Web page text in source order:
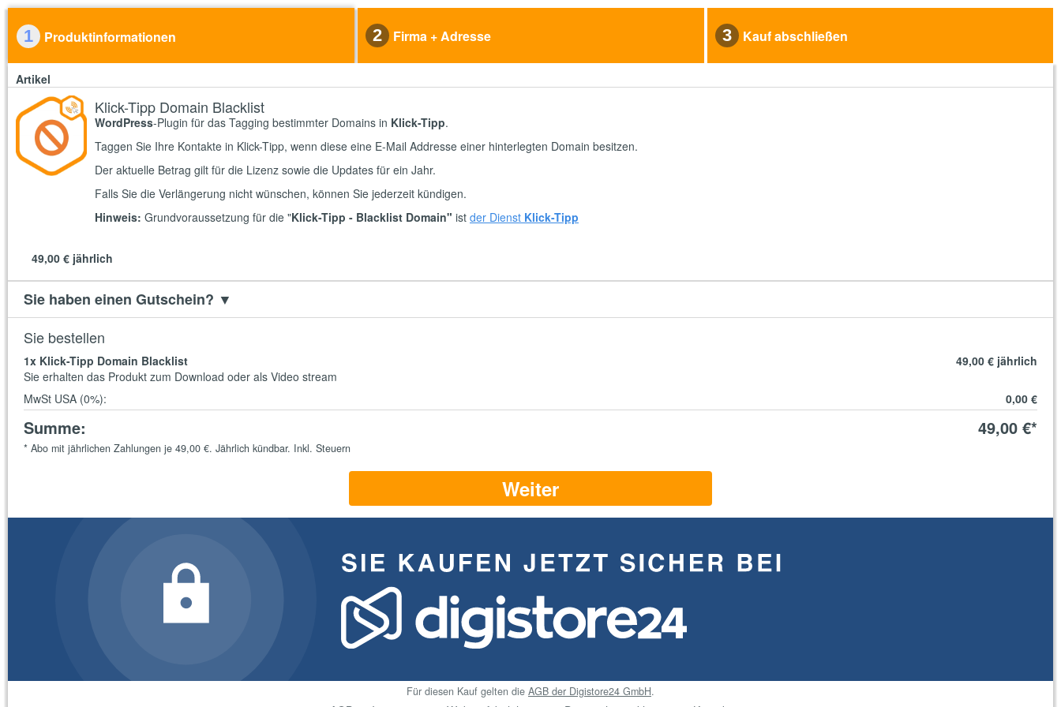
1 Produktinformationen 2 Firma + Adresse 3 Kauf abschließen
Artikel
Klick-Tipp Domain Blacklist
WordPress-Plugin für das Tagging bestimmter Domains in Klick-Tipp.
Taggen Sie Ihre Kontakte in Klick-Tipp, wenn diese eine E-Mail Addresse einer hinterlegten Domain besitzen.
Der aktuelle Betrag gilt für die Lizenz sowie die Updates für ein Jahr.
Falls Sie die Verlängerung nicht wünschen, können Sie jederzeit kündigen.
Hinweis: Grundvoraussetzung für die "Klick-Tipp - Blacklist Domain" ist der Dienst Klick-Tipp
49,00 € jährlich
Sie haben einen Gutschein? ▼
Sie bestellen
1x Klick-Tipp Domain Blacklist
Sie erhalten das Produkt zum Download oder als Video stream
49,00 € jährlich
MwSt USA (0%): 0,00 €
Summe: 49,00 €*
* Abo mit jährlichen Zahlungen je 49,00 €. Jährlich kündbar. Inkl. Steuern
Weiter
Für diesen Kauf gelten die AGB der Digistore24 GmbH.